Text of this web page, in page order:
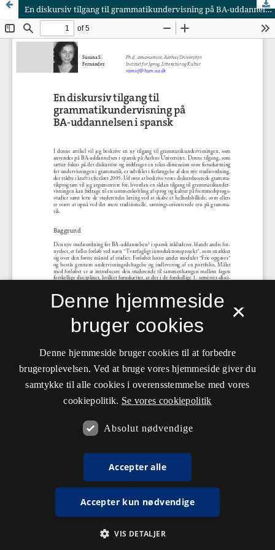
En diskursiv tilgang til grammatikundervisning på BA-uddannelsen i spansk
×
Denne hjemmeside
bruger cookies
Denne hjemmeside bruger cookies til at forbedre
brugeroplevelsen. Ved at bruge vores hjemmeside giver du
samtykke til alle cookies i overensstemmelse med vores
cookiepolitik. Se vores cookiepolitik
Absolut nødvendige
Accepter alle
Accepter kun nødvendige
VIS DETALJER